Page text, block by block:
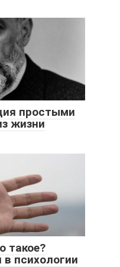
простыми
жизни
такое?
психологии